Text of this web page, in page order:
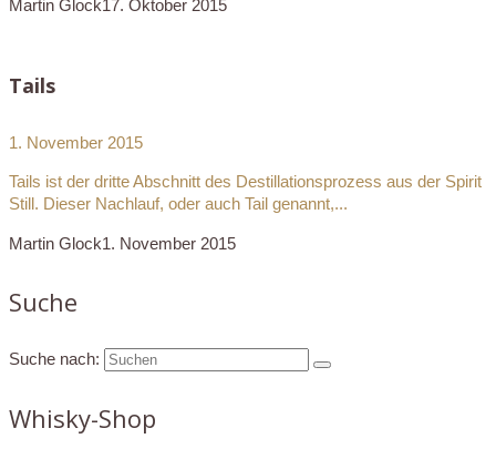
Martin Glock17. Oktober 2015
Tails
1. November 2015
Tails ist der dritte Abschnitt des Destillationsprozess aus der Spirit
Still. Dieser Nachlauf, oder auch Tail genannt,...
Martin Glock1. November 2015
Suche
Suche nach:
Whisky-Shop